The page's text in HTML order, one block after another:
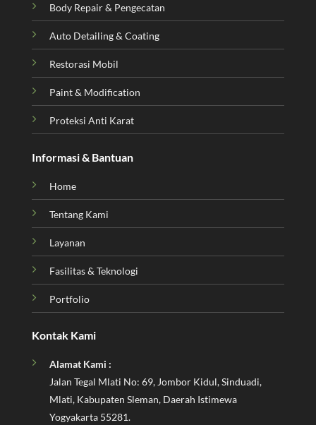
Body Repair & Pengecatan
Auto Detailing & Coating
Restorasi Mobil
Paint & Modification
Proteksi Anti Karat
Informasi & Bantuan
Home
Tentang Kami
Layanan
Fasilitas & Teknologi
Portfolio
Kontak Kami
Alamat Kami :
Jalan Tegal Mlati No: 69, Jombor Kidul, Sinduadi,
Mlati, Kabupaten Sleman, Daerah Istimewa
Yogyakarta 55281.